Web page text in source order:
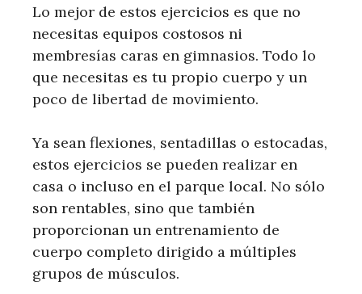
Lo mejor de estos ejercicios es que no
necesitas equipos costosos ni
membresías caras en gimnasios. Todo lo
que necesitas es tu propio cuerpo y un
poco de libertad de movimiento.
Ya sean flexiones, sentadillas o estocadas,
estos ejercicios se pueden realizar en
casa o incluso en el parque local. No sólo
son rentables, sino que también
proporcionan un entrenamiento de
cuerpo completo dirigido a múltiples
grupos de músculos.